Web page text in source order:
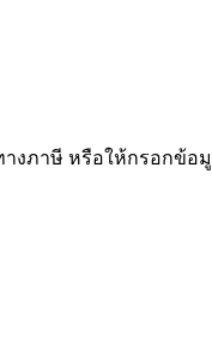
างภาษี หรือให้กรอกข้